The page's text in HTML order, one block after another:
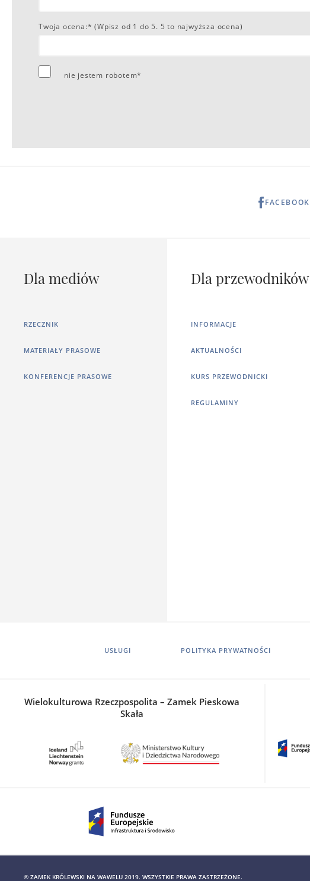
Twoja ocena:* (Wpisz od 1 do 5. 5 to najwyższa ocena)
nie jestem robotem*
FACEBOOK
Dla mediów
RZECZNIK
MATERIAŁY PRASOWE
KONFERENCJE PRASOWE
Dla przewodników
INFORMACJE
AKTUALNOŚCI
KURS PRZEWODNICKI
REGULAMINY
USŁUGI POLITYKA PRYWATNOŚCI
Wielokulturowa Rzeczpospolita – Zamek Pieskowa
Skała
© ZAMEK KRÓLEWSKI NA WAWELU 2019. WSZYSTKIE PRAWA ZASTRZEŻONE.